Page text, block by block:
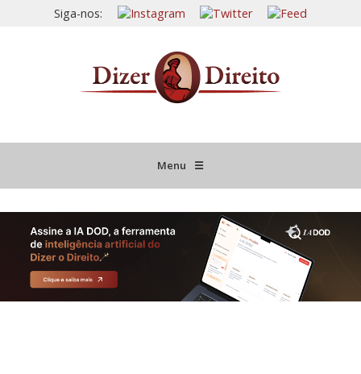
Siga-nos:
Menu ☰
JURISPRUDÊNCIA COMENTADA
INFORMATIVOS COMENTADOS